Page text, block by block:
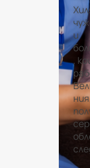
и
,